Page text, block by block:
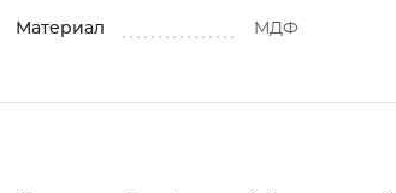
Материал МДФ